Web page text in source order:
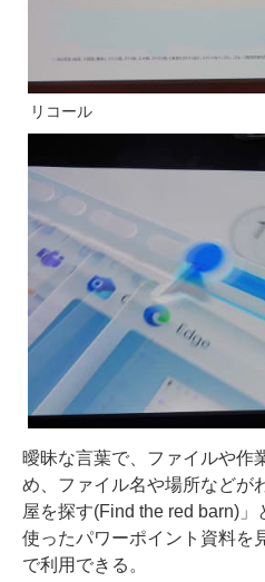
リコール
曖昧な言葉で、ファイルや作
め、ファイル名や場所などが
屋を探す(Find the red barn)
使ったパワーポイント資料を
で利用できる。